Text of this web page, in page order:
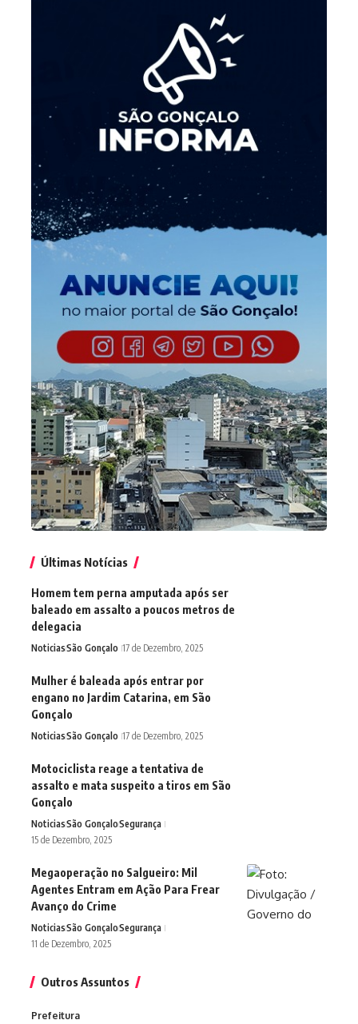
Últimas Notícias
Homem tem perna amputada após ser
baleado em assalto a poucos metros de
delegacia
NoticiasSão Gonçalo 17 de Dezembro, 2025
Mulher é baleada após entrar por
engano no Jardim Catarina, em São
Gonçalo
NoticiasSão Gonçalo 17 de Dezembro, 2025
Motociclista reage a tentativa de
assalto e mata suspeito a tiros em São
Gonçalo
NoticiasSão GonçaloSegurança
15 de Dezembro, 2025
Megaoperação no Salgueiro: Mil
Agentes Entram em Ação Para Frear
Avanço do Crime
NoticiasSão GonçaloSegurança
11 de Dezembro, 2025
Outros Assuntos
Prefeitura